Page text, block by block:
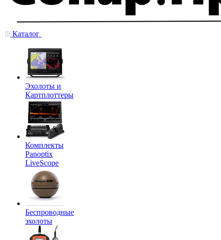
Каталог
Эхолоты и
Картплоттеры
Комплекты
Panoptix
LiveScope
Беспроводные
эхолоты